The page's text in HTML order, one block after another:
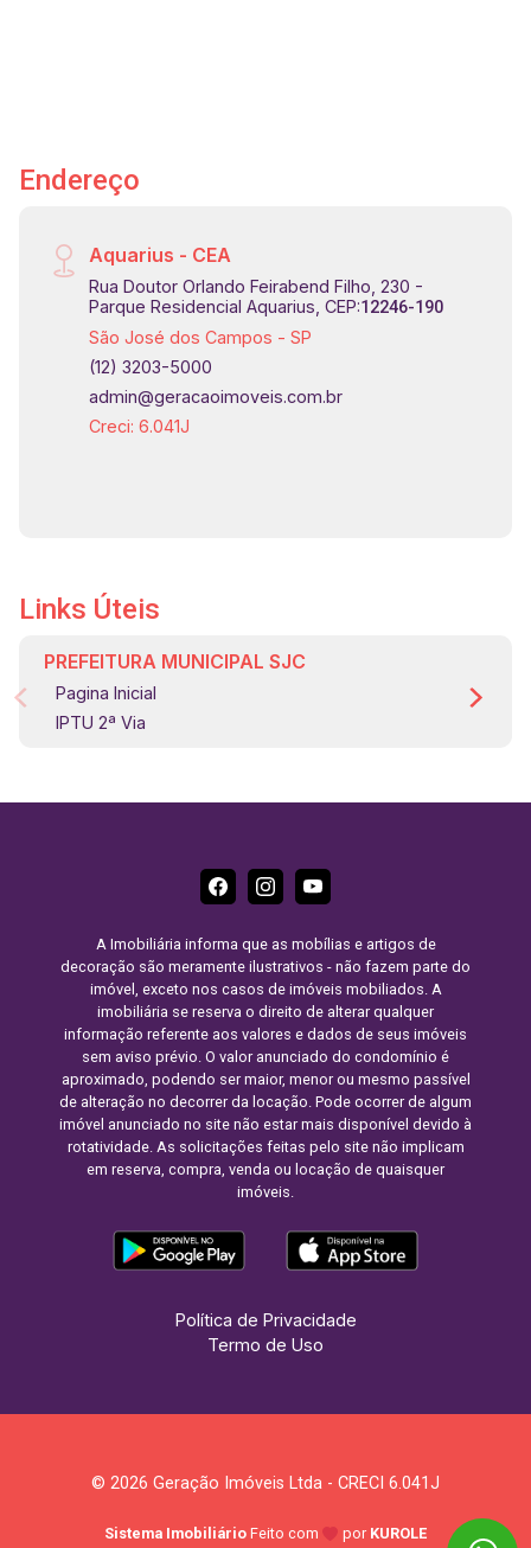
Endereço
Aquarius - CEA
Rua Doutor Orlando Feirabend Filho, 230 -
Parque Residencial Aquarius, CEP:12246-190
São José dos Campos - SP
(12) 3203-5000
admin@geracaoimoveis.com.br
Creci: 6.041J
Links Úteis
PREFEITURA MUNICIPAL SJC
Pagina Inicial
IPTU 2ª Via
A Imobiliária informa que as mobílias e artigos de
decoração são meramente ilustrativos - não fazem parte do
imóvel, exceto nos casos de imóveis mobiliados. A
imobiliária se reserva o direito de alterar qualquer
informação referente aos valores e dados de seus imóveis
sem aviso prévio. O valor anunciado do condomínio é
aproximado, podendo ser maior, menor ou mesmo passível
de alteração no decorrer da locação. Pode ocorrer de algum
imóvel anunciado no site não estar mais disponível devido à
rotatividade. As solicitações feitas pelo site não implicam
em reserva, compra, venda ou locação de quaisquer
imóveis.
Política de Privacidade
Termo de Uso
© 2026 Geração Imóveis Ltda - CRECI 6.041J
Sistema Imobiliário Feito com por KUROLE